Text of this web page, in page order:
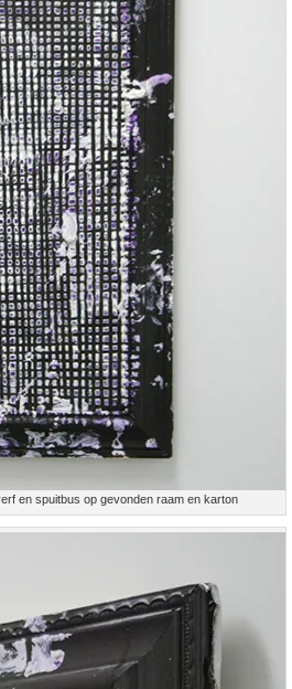
en spuitbus op gevonden raam en karton